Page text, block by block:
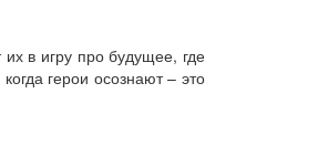
в игру про будущее, где
герои осознают – это